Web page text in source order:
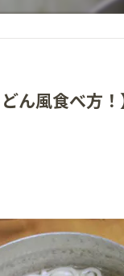
ん風食べ方！